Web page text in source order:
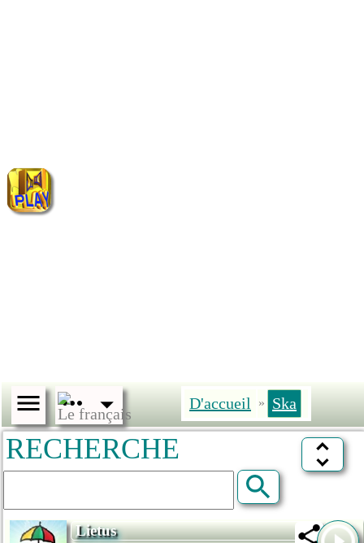
D'accueil » Ska
RECHERCHE
Lietus